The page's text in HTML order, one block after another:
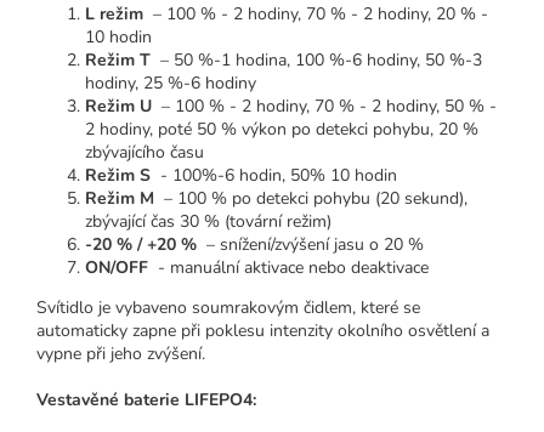
L režim – 100 % - 2 hodiny, 70 % - 2 hodiny, 20 % -
10 hodin
Režim T – 50 %-1 hodina, 100 %-6 hodiny, 50 %-3
hodiny, 25 %-6 hodiny
Režim U – 100 % - 2 hodiny, 70 % - 2 hodiny, 50 % -
2 hodiny, poté 50 % výkon po detekci pohybu, 20 %
zbývajícího času
Režim S - 100%-6 hodin, 50% 10 hodin
Režim M – 100 % po detekci pohybu (20 sekund),
zbývající čas 30 % (tovární režim)
-20 % / +20 % – snížení/zvýšení jasu o 20 %
ON/OFF - manuální aktivace nebo deaktivace
Svítidlo je vybaveno soumrakovým čidlem, které se
automaticky zapne při poklesu intenzity okolního osvětlení a
vypne při jeho zvýšení.
Vestavěné baterie LIFEPO4: